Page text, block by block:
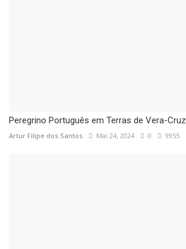
Peregrino Português em Terras de Vera-Cruz
Artur Filipe dos Santos Mai 24, 2024 0 9955